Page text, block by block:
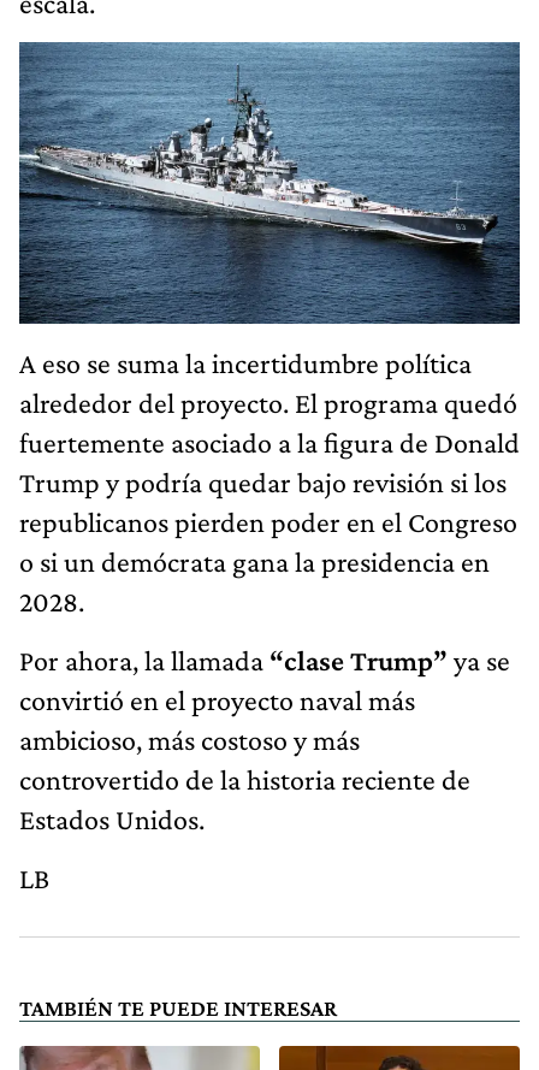
A eso se suma la incertidumbre política
alrededor del proyecto. El programa quedó
fuertemente asociado a la figura de Donald
Trump y podría quedar bajo revisión si los
republicanos pierden poder en el Congreso
o si un demócrata gana la presidencia en
2028.
Por ahora, la llamada “clase Trump” ya se
convirtió en el proyecto naval más
ambicioso, más costoso y más
controvertido de la historia reciente de
Estados Unidos.
LB
TAMBIÉN TE PUEDE INTERESAR